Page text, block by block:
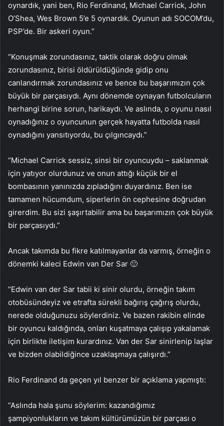
oynardık, yani ben, Rio Ferdinand, Michael Carrick, John
O’Shea, Wes Brown 5’e 5 oynardık. Oyunun adı SOCOM’du,
PSP’de. Bir askeri oyun.”
“Konuşmak zorundasınız, taktik olarak doğru olmak
zorundasınız, birisi öldürüldüğünde gidip onu
canlandırmak zorundasınız ve bence bu başarımızın çok
büyük bir parçasıydı. Aynı dönemde oynayan futbolcuların
herhangi birine sorun, harikaydı. Ve aslında, o oyunu nasıl
oynadığınız o oyuncunun gerçek hayatta futbolda nasıl
oynadığını yansıtıyordu, bu çılgıncaydı.”
“Michael Carrick sessiz, sinsi bir oyuncuydu – saklanmak
için yatıyor olurdunuz ve onun attığı küçük bir el
bombasının yanınızda zıpladığını duyardınız. Ben ise
tamamen hücumdum, siperlerin ön cephesine doğrudan
girerdim. Bu sizi şaşırtabilir ama bu başarımızın çok büyük
bir parçasıydı.”
Ancak takımda bu fikre katılmayanlar da varmış, örneğin o
dönemki kaleci Edwin van Der Sar 🙂
“Edwin van der Sar tabii ki sinir olurdu, örneğin takım
otobüsündeyiz ve etrafta sürekli bağırış çağırış olurdu,
nerede olduğunuzu söylerdiniz. Ve bazen rakibin elinde
bir oyuncu kaldığında, onları kuşatmaya çalışıp yakalamak
için birlikte iletişim kurardınız. Van der Sar sinirlenip laşlar
ve bizden olabildiğince uzaklaşmaya çalışırdı.”
Rio Ferdinand da geçen yıl benzer bir açıklama yapmıştı:
“Aslında hala şunu söylerim: kazandığımız
şampiyonlukların ve takım kültürümüzün bir parçası o